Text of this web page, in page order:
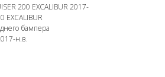
200 EXCALIBUR 2017-
EXCALIBUR
бампера
н.в.